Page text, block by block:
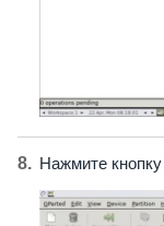
Нажмите кнопку